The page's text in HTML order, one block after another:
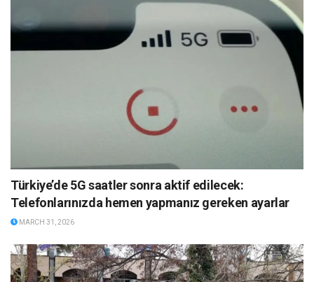
Türkiye’de 5G saatler sonra aktif edilecek:
Telefonlarınızda hemen yapmanız gereken ayarlar
MARCH 31, 2026